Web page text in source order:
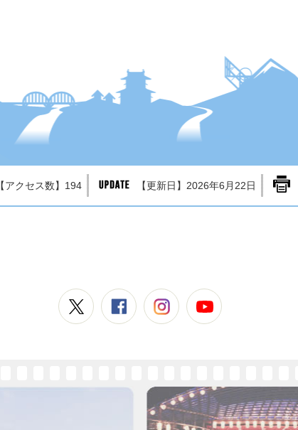
【アクセス数】 194 【更新日】 2026年6月22日
常陸大宮市公式X常陸大宮市公式Facebook常陸大宮市公式Instagram